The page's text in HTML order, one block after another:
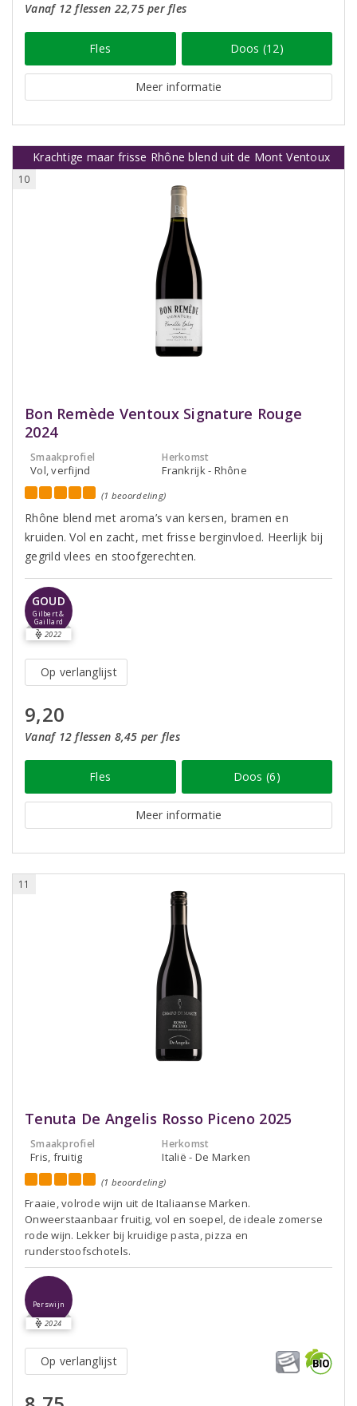
Vanaf 12 flessen 22,75 per fles
Fles Doos (12)
Meer informatie
Krachtige maar frisse Rhône blend uit de Mont Ventoux
10
Bon Remède Ventoux Signature Rouge
2024
Smaakprofiel
Vol, verfijnd
Herkomst
Frankrijk - Rhône
(1 beoordeling)
Rhône blend met aroma’s van kersen, bramen en
kruiden. Vol en zacht, met frisse berginvloed. Heerlijk bij
gegrild vlees en stoofgerechten.
GOUD
Gilbert &
Gaillard
2022
Op verlanglijst
9,20
Vanaf 12 flessen 8,45 per fles
Fles Doos (6)
Meer informatie
11
Tenuta De Angelis Rosso Piceno 2025
Smaakprofiel
Fris, fruitig
Herkomst
Italië - De Marken
(1 beoordeling)
Fraaie, volrode wijn uit de Italiaanse Marken.
Onweerstaanbaar fruitig, vol en soepel, de ideale zomerse
rode wijn. Lekker bij kruidige pasta, pizza en
runderstoofschotels.
Perswijn
2024
Op verlanglijst